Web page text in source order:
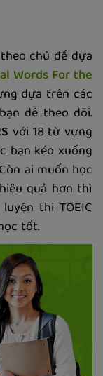
chủ đề dựa
Words For the
dựa trên các
dễ theo dõi.
với 18 từ vựng
bạn kéo xuống
ai muốn học
quả hơn thì
thi TOEIC
tốt.